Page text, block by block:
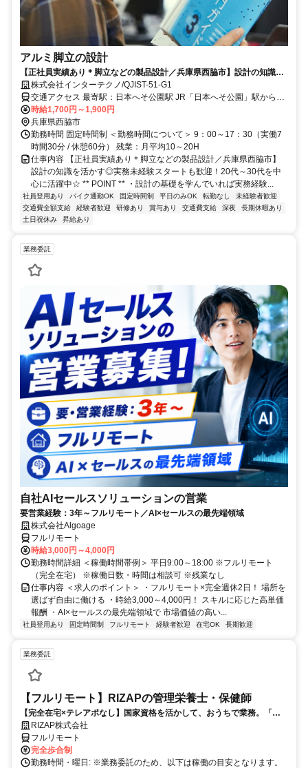
アルミ脚立の設計
【正社員実績あり＊脚立などの製品設計／兵庫県西脇市】設計の知識を
活かす◎実務未経験スタートも歓迎！20代～30代を中心に活躍中☆
株式会社インターテクノ/QJIST-51-G1
交通アクセス 最寄駅：日本へそ公園駅 JR「日本へそ公園」駅から車
時給1,700円～1,900円
兵庫県西脇市
勤務時間 固定時間制 ＜勤務時間について＞ 9：00～17：30（実働7
時間30分 / 休憩60分） 残業：月平均10～20H
仕事内容 【正社員実績あり＊脚立などの製品設計／兵庫県西脇市】
設計の知識を活かす◎実務未経験スタートも歓迎！20代～30代を中
心に活躍中☆ ** POINT ** ・設計の基礎を学んでいれば実務経験...
社員登用あり バイク通勤OK 固定時間制 平日のみOK 転勤なし
未経験者歓迎
交通費全額支給
経験者歓迎 研修あり 賞与あり 交通費支給 深夜
長期休暇あり
土日祝休み
昇給あり
業務委託
自社AIセールスソリューションの営業
要営業経験：3年～フルリモート／AI×セールスの最先端領域
株式会社Algoage
フルリモート
時給3,000円～4,000円
勤務時間詳細 ＜稼働時間帯例＞ 平日9:00～18:00 ※フルリモート
（完全在宅） ※稼働日数・時間は相談可 ※残業なし
仕事内容 ＜求人のポイント＞ ・フルリモート×完全週休2日！ 場所を
選ばず自由に働ける ・時給3,000～4,000円！ スキルに応じた高単価
報酬 ・AI×セールスの最先端領域で 市場価値の高い...
社員登用あり 固定時間制 フルリモート 経験者歓迎 在宅OK 長期歓迎
業務委託
【フルリモート】RIZAPの管理栄養士・保健師
【完全在宅×テレアポなし】国家資格を活かして、おうちで業務。「も
う一つの安心」を。主婦・Wワーカー活躍中！「平日の日中だけ」「夕
方以降の数時間だけ」など、生活リズムに合わせた時間調整が可能で
す。1件ごとの成果報酬型だから、頑張った分だけ手応えのある収入
に。充実のサポート体制で、安心の在宅ワークを始めませんか？
RIZAP株式会社
フルリモート
完全歩合制
勤務時間・曜日: ※業務委託のため、以下は稼働の目安となります。